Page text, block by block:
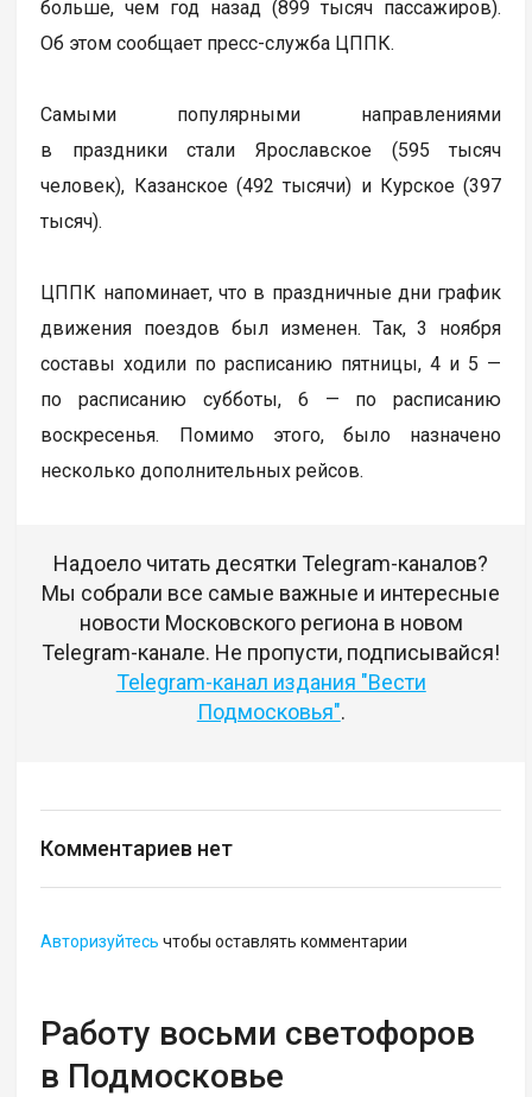
больше, чем год назад (899 тысяч пассажиров).
Об этом сообщает пресс-служба ЦППК.
Самыми популярными направлениями
в праздники стали Ярославское (595 тысяч
человек), Казанское (492 тысячи) и Курское (397
тысяч).
ЦППК напоминает, что в праздничные дни график
движения поездов был изменен. Так, 3 ноября
составы ходили по расписанию пятницы, 4 и 5 —
по расписанию субботы, 6 — по расписанию
воскресенья. Помимо этого, было назначено
несколько дополнительных рейсов.
Надоело читать десятки Telegram-каналов?
Мы собрали все самые важные и интересные
новости Московского региона в новом
Telegram-канале. Не пропусти, подписывайся!
Telegram-канал издания "Вести
Подмосковья".
Комментариев нет
Авторизуйтесь чтобы оставлять комментарии
Работу восьми светофоров
в Подмосковье